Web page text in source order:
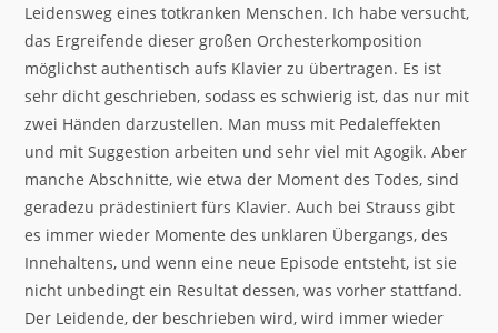
Leidensweg eines totkranken Menschen. Ich habe versucht,
das Ergreifende dieser großen Orchesterkomposition
möglichst authentisch aufs Klavier zu übertragen. Es ist
sehr dicht geschrieben, sodass es schwierig ist, das nur mit
zwei Händen darzustellen. Man muss mit Pedaleffekten
und mit Suggestion arbeiten und sehr viel mit Agogik. Aber
manche Abschnitte, wie etwa der Moment des Todes, sind
geradezu prädestiniert fürs Klavier. Auch bei Strauss gibt
es immer wieder Momente des unklaren Übergangs, des
Innehaltens, und wenn eine neue Episode entsteht, ist sie
nicht unbedingt ein Resultat dessen, was vorher stattfand.
Der Leidende, der beschrieben wird, wird immer wieder